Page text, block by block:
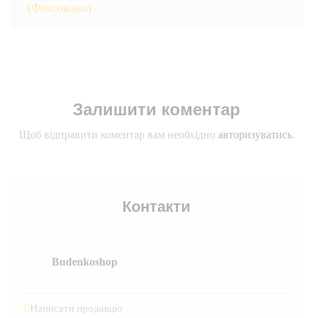
(Фіксована)
Залишити коментар
Щоб відправити коментар вам необхідно авторизуватись.
Контакти
Budenkoshop
Написати продавцю